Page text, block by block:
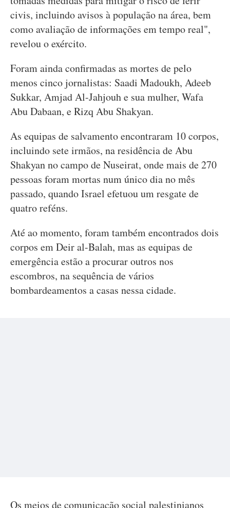
civis, incluindo avisos à população na área, bem
como avaliação de informações em tempo real",
revelou o exército.
Foram ainda confirmadas as mortes de pelo
menos cinco jornalistas: Saadi Madoukh, Adeeb
Sukkar, Amjad Al-Jahjouh e sua mulher, Wafa
Abu Dabaan, e Rizq Abu Shakyan.
As equipas de salvamento encontraram 10 corpos,
incluindo sete irmãos, na residência de Abu
Shakyan no campo de Nuseirat, onde mais de 270
pessoas foram mortas num único dia no mês
passado, quando Israel efetuou um resgate de
quatro reféns.
Até ao momento, foram também encontrados dois
corpos em Deir al-Balah, mas as equipas de
emergência estão a procurar outros nos
escombros, na sequência de vários
bombardeamentos a casas nessa cidade.
Os meios de comunicação social palestinianos